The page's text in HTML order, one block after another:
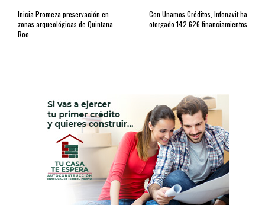
Inicia Promeza preservación en
zonas arqueológicas de Quintana
Roo
Con Unamos Créditos, Infonavit ha
otorgado 142,626 financiamientos